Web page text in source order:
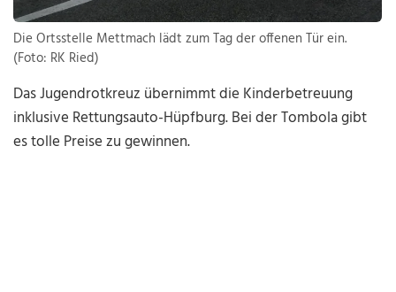
Die Ortsstelle Mettmach lädt zum Tag der offenen Tür ein.
(Foto: RK Ried)
Das Jugendrotkreuz übernimmt die Kinderbetreuung
inklusive Rettungsauto-Hüpfburg. Bei der Tombola gibt
es tolle Preise zu gewinnen.